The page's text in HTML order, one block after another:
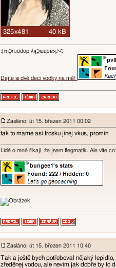
:ו֥ɾnכַnɹodop ʎʞכַıuɥɔɐʞ♪♫
Dejte si dvě deci vodky na mě!
Zasláno: út 15. březen 2011 00:02
tak to mame asi trosku jinej vkus, promin
Lidé o mně říkají, že jsem flegmatik. Ale víte
Zasláno: út 15. březen 2011 10:40
Tak a ještě bych potřeboval nějaký
zředěnej vodou, ale nevím jak dobře by to